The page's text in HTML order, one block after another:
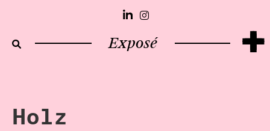
Exposé +
Holz